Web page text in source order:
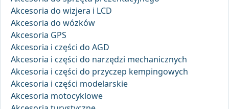
Akcesoria do wizjera i LCD
Akcesoria do wózków
Akcesoria GPS
Akcesoria i części do AGD
Akcesoria i części do narzędzi mechanicznych
Akcesoria i części do przyczep kempingowych
Akcesoria i części modelarskie
Akcesoria motocyklowe